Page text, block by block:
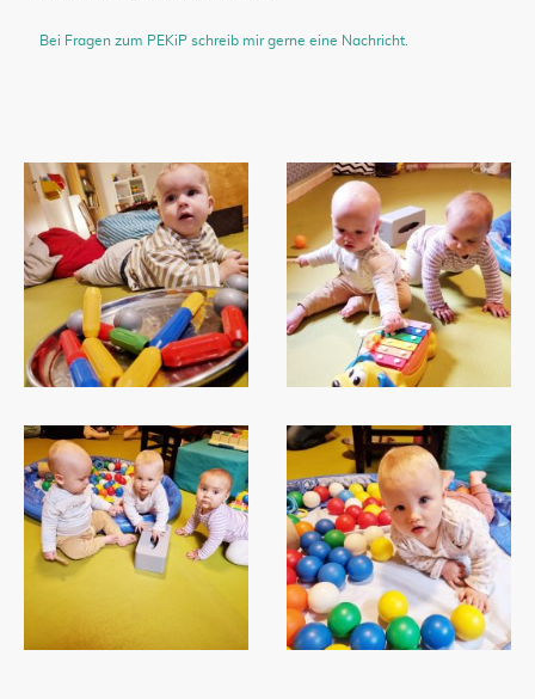
Bei Fragen zum PEKiP schreib mir gerne eine Nachricht.